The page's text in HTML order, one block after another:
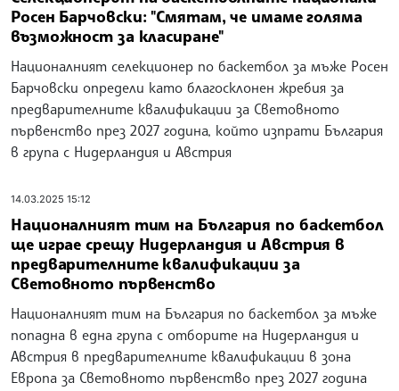
Росен Барчовски: "Смятам, че имаме голяма
възможност за класиране"
Националният селекционер по баскетбол за мъже Росен
Барчовски определи като благосклонен жребия за
предварителните квалификации за Световното
първенство през 2027 година, който изпрати България
в група с Нидерландия и Австрия
14.03.2025 15:12
Националният тим на България по баскетбол
ще играе срещу Нидерландия и Австрия в
предварителните квалификации за
Световното първенство
Националният тим на България по баскетбол за мъже
попадна в една група с отборите на Нидерландия и
Австрия в предварителните квалификации в зона
Европа за Световното първенство през 2027 година